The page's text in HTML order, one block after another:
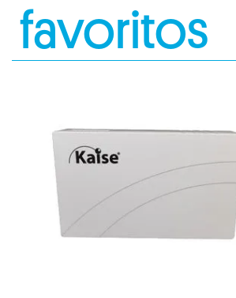
favoritos